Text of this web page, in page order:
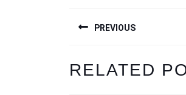
DE
ENTRADAS
PREVIOUS
post:
RELATED